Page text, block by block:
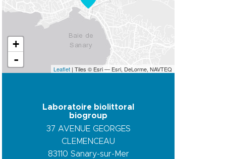
+
-
Leaflet | Tiles © Esri — Esri, DeLorme, NAVTEQ
Laboratoire biolittoral
biogroup
37 AVENUE GEORGES
CLEMENCEAU
83110 Sanary-sur-Mer